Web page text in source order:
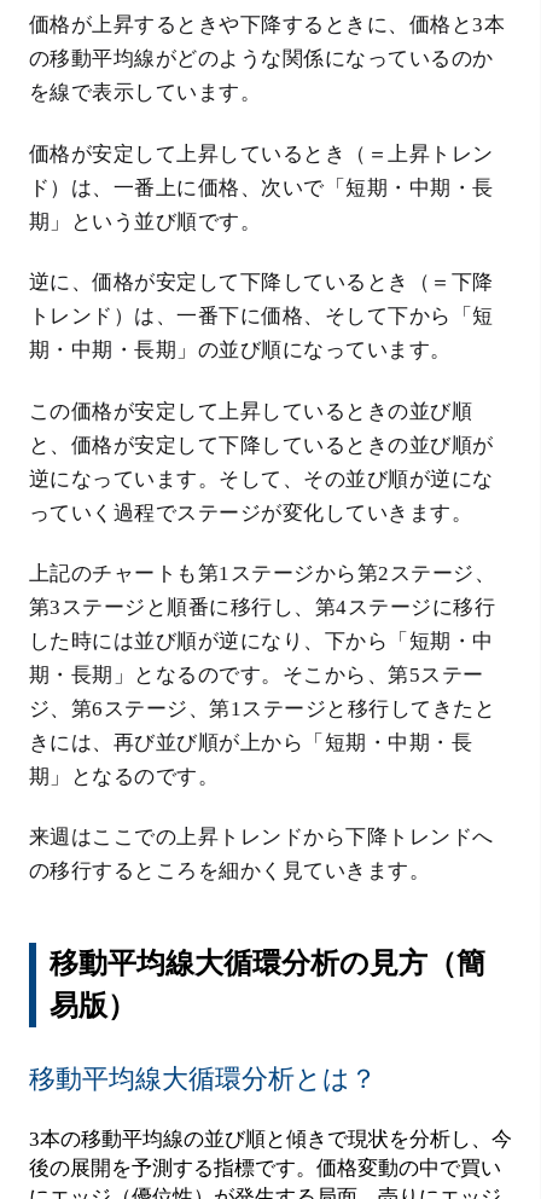
価格が上昇するときや下降するときに、価格と3本
の移動平均線がどのような関係になっているのか
を線で表示しています。
価格が安定して上昇しているとき（＝上昇トレン
ド）は、一番上に価格、次いで「短期・中期・長
期」という並び順です。
逆に、価格が安定して下降しているとき（＝下降
トレンド）は、一番下に価格、そして下から「短
期・中期・長期」の並び順になっています。
この価格が安定して上昇しているときの並び順
と、価格が安定して下降しているときの並び順が
逆になっています。そして、その並び順が逆にな
っていく過程でステージが変化していきます。
上記のチャートも第1ステージから第2ステージ、
第3ステージと順番に移行し、第4ステージに移行
した時には並び順が逆になり、下から「短期・中
期・長期」となるのです。そこから、第5ステー
ジ、第6ステージ、第1ステージと移行してきたと
きには、再び並び順が上から「短期・中期・長
期」となるのです。
来週はここでの上昇トレンドから下降トレンドへ
の移行するところを細かく見ていきます。
移動平均線大循環分析の見方（簡
易版）
移動平均線大循環分析とは？
3本の移動平均線の並び順と傾きで現状を分析し、今
後の展開を予測する指標です。価格変動の中で買い